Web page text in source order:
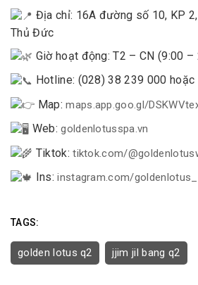
Địa chỉ: 16A đường số 10, KP 2,
Thủ Đức
Giờ hoạt động: T2 – CN (9:00 –
Hotline: (028) 38 239 000
Map:maps.app.goo.gl/
Web:goldenlotusspa.vn
Tiktok:tiktok.com/
Ins:instagram.com/
TAGS:
golden lotus q2 jjim jil bang q2